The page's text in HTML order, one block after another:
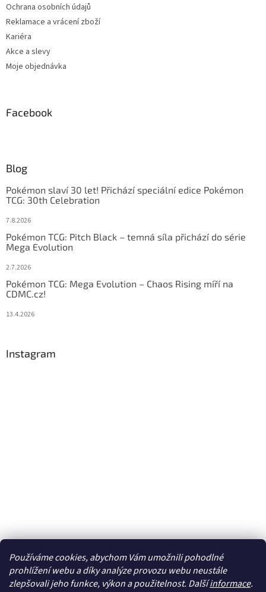
Používáme cookies, abychom Vám umožnili pohodlné
prohlížení webu a díky analýze provozu webu neustále
zlepšovali jeho funkce, výkon a použitelnost. Dalšíinformace.
Ochrana osobních údajů
Reklamace a vrácení zboží
Kariéra
Akce a slevy
Moje objednávka
Facebook
Blog
Pokémon slaví 30 let! Přichází speciální edice Pokémon
TCG: 30th Celebration
7.8.2026
Pokémon TCG: Pitch Black – temná síla přichází do série
Mega Evolution
2.7.2026
Pokémon TCG: Mega Evolution – Chaos Rising míří na
CDMC.cz!
13.4.2026
Instagram
Sledovat na Instagramu